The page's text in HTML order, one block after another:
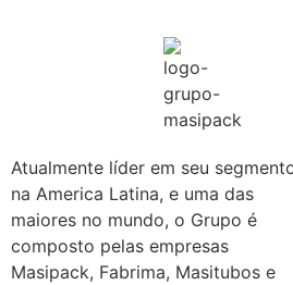
Atualmente líder em seu
na America Latina, e uma das
maiores no mundo, o Grupo é
composto pelas empresas
Masipack, Fabrima, Masitubos e